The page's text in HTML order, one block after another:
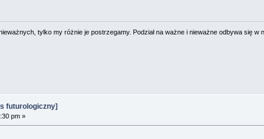
tylko my różnie je postrzegamy. Podział na ważne i nieważne odbywa się w
futurologiczny]
pm »